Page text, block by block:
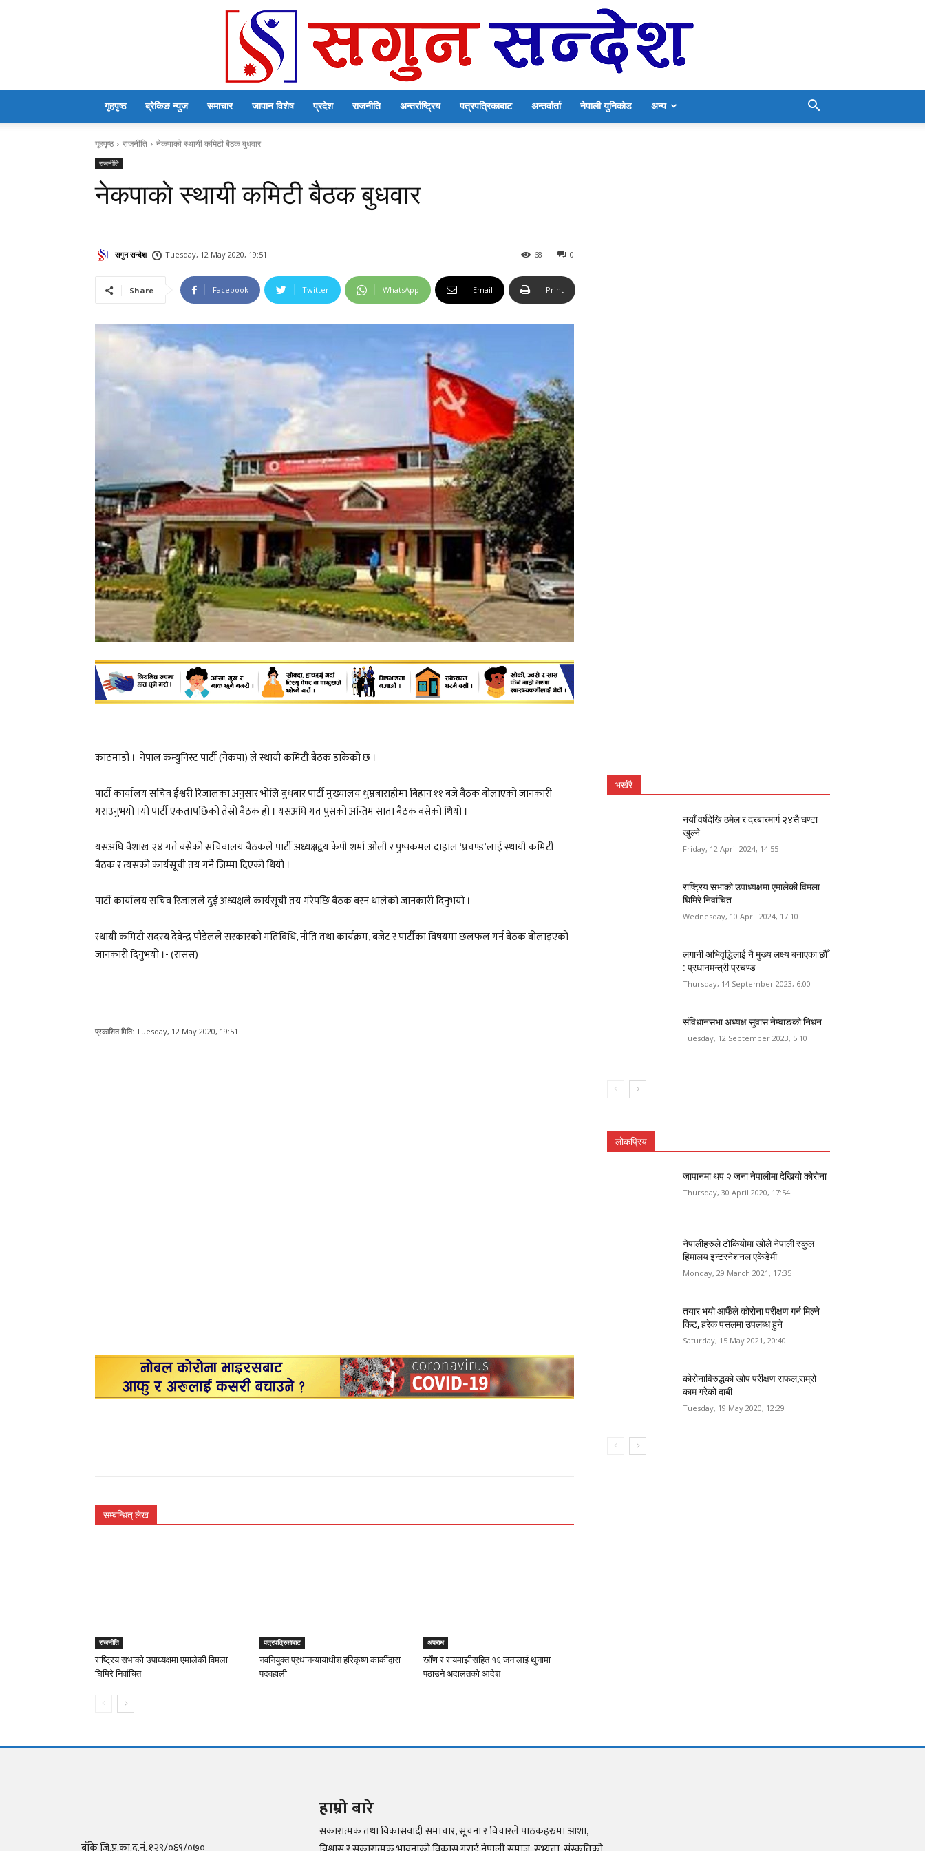
गृहपृष्ठ ब्रेकिङ न्युज समाचार जापान विशेष प्रदेश राजनीति अन्तर्राष्ट्रिय पत्रपत्रिकाबाट अन्तर्वार्ता नेपाली युनिकोड अन्य
गृहपृष्ठ राजनीति नेकपाकाे स्थायी कमिटी बैठक बुधवार
राजनीति
नेकपाकाे स्थायी कमिटी बैठक बुधवार
सगुन सन्देश Tuesday, 12 May 2020, 19:51 0
68
Share Facebook Twitter WhatsApp Email Print
काठमाडौं । नेपाल कम्युनिस्ट पार्टी (नेकपा) ले स्थायी कमिटी बैठक डाकेको छ ।
पार्टी कार्यालय सचिव ईश्वरी रिजालका अनुसार भोलि बुधबार पार्टी मुख्यालय धुम्रबाराहीमा बिहान ११ बजे बैठक बोलाएको जानकारी
गराउनुभयो ।यो पार्टी एकतापछिको तेस्रो बैठक हो । यसअघि गत पुसको अन्तिम साता बैठक बसेको थियो ।
यसअघि वैशाख २४ गते बसेको सचिवालय बैठकले पार्टी अध्यक्षद्वय केपी शर्मा ओली र पुष्पकमल दाहाल ‘प्रचण्ड’लाई स्थायी कमिटी
बैठक र त्यसको कार्यसूची तय गर्ने जिम्मा दिएको थियो ।
पार्टी कार्यालय सचिव रिजालले दुई अध्यक्षले कार्यसूची तय गरेपछि बैठक बस्न थालेको जानकारी दिनुभयो ।
स्थायी कमिटी सदस्य देवेन्द्र पौडेलले सरकारको गतिविधि, नीति तथा कार्यक्रम, बजेट र पार्टीका विषयमा छलफल गर्न बैठक बोलाइएको
जानकारी दिनुभयो ।- (रासस)
प्रकाशित मिति: Tuesday, 12 May 2020, 19:51
सम्बन्धित् लेख
राजनीति
राष्ट्रिय सभाको उपाध्यक्षमा एमालेकी विमला
घिमिरे निर्वाचित
पत्रपत्रिकाबाट
नवनियुक्त प्रधानन्यायाधीश हरिकृष्ण कार्कीद्वारा
पदवहाली
अपराध
खाँण र रायमाझीसहित १६ जनालाई थुनामा
पठाउने अदालतको आदेश
भर्खरै
नयाँ वर्षदेखि ठमेल र दरबारमार्ग २४सै घण्टा
खुल्ने
Friday, 12 April 2024, 14:55
राष्ट्रिय सभाको उपाध्यक्षमा एमालेकी विमला
घिमिरे निर्वाचित
Wednesday, 10 April 2024, 17:10
लगानी अभिवृद्धिलाई नै मुख्य लक्ष्य बनाएका छौँ
: प्रधानमन्त्री प्रचण्ड
Thursday, 14 September 2023, 6:00
संविधानसभा अध्यक्ष सुवास नेम्वाङको निधन
Tuesday, 12 September 2023, 5:10
लोकप्रिय
जापानमा थप २ जना नेपालीमा देखियो कोरोना
Thursday, 30 April 2020, 17:54
नेपालीहरुले टोकियोमा खोले नेपाली स्कुल
हिमालय इन्टरनेशनल एकेडेमी
Monday, 29 March 2021, 17:35
तयार भयो आफैँले कोरोना परीक्षण गर्न मिल्ने
किट, हरेक पसलमा उपलब्ध हुने
Saturday, 15 May 2021, 20:40
कोरोनाविरुद्धको खोप परीक्षण सफल,राम्रो
काम गरेको दाबी
Tuesday, 19 May 2020, 12:29
हाम्रो बारे
सकारात्मक तथा विकासवादी समाचार, सूचना र विचारले पाठकहरुमा आशा,